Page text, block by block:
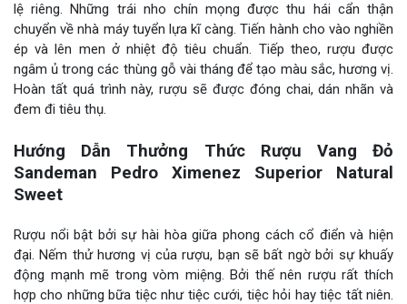
lệ riêng. Những trái nho chín mọng được thu hái cẩn thận
chuyển về nhà máy tuyển lựa kĩ càng. Tiến hành cho vào nghiền
ép và lên men ở nhiệt độ tiêu chuẩn. Tiếp theo, rượu được
ngâm ủ trong các thùng gỗ vài tháng để tạo màu sắc, hương vị.
Hoàn tất quá trình này, rượu sẽ được đóng chai, dán nhãn và
đem đi tiêu thụ.
Hướng Dẫn Thưởng Thức Rượu Vang Đỏ
Sandeman Pedro Ximenez Superior Natural
Sweet
Rượu nổi bật bởi sự hài hòa giữa phong cách cổ điển và hiện
đại. Nếm thử hương vị của rượu, bạn sẽ bất ngờ bởi sự khuấy
động mạnh mẽ trong vòm miệng. Bởi thế nên rượu rất thích
hợp cho những bữa tiệc như tiệc cưới, tiệc hỏi hay tiệc tất niên.